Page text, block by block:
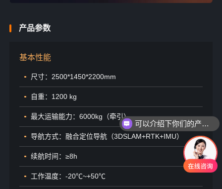
产品参数
基本性能
尺寸：2500*1450*2200mm
自重：1200 kg
最大运输能力：6000kg（牵引）
导航方式：融合定位导航（3DSLAM+RTK+IMU）
续航时间：≥8h
工作温度：-20℃~+50℃
可以介绍下你们的产品么